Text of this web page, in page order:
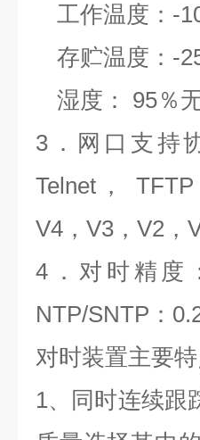
工作温度：-
存贮温度：-
湿度： 95％
3 ．网口支持
Telnet，
V4，V3，V2，
4 ．对时精度
NTP/SNTP：
对时装置主要特
1、同时连续跟